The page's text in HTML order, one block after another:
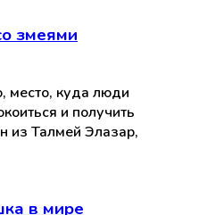
змеями
место, куда люди
и получить
из Талмей Элазар,
в мире